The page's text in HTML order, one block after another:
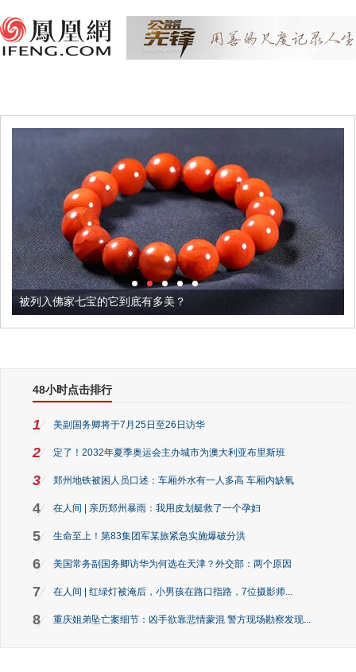
被列入佛家七宝的它到底有多美？
48小时点击排行
1 美副国务卿将于7月25日至26日访华
2 定了！2032年夏季奥运会主办城市为澳大利亚布里斯班
3 郑州地铁被困人员口述：车厢外水有一人多高 车厢内缺氧
4 在人间 | 亲历郑州暴雨：我用皮划艇救了一个孕妇
5 生命至上！第83集团军某旅紧急实施爆破分洪
6 美国常务副国务卿访华为何选在天津？外交部：两个原因
7 在人间 | 红绿灯被淹后，小男孩在路口指路，7位摄影师...
8 重庆姐弟坠亡案细节：凶手欲靠悲情蒙混 警方现场勘察发现...